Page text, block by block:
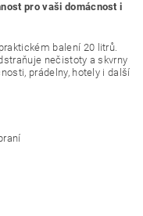
pro vaši domácnost i
balení 20 litrů.
nečistoty a skvrny
prádelny, hotely i další